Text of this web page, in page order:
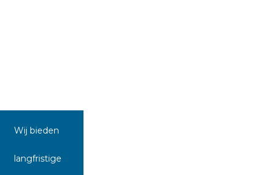
Wij bieden
langfristige